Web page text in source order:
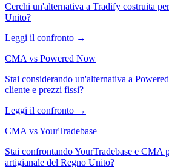
Cerchi un'alternativa a Tradify costruita
Unito?
Leggi il confronto →
CMA vs Powered Now
Stai considerando un'alternativa a
cliente e prezzi fissi?
Leggi il confronto →
CMA vs YourTradebase
Stai confrontando YourTradebase e CMA
artigianale del Regno Unito?